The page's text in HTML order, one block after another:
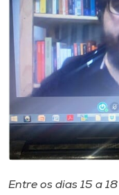
Biblioteca
Editora
Rádio
Museu
Unoesc
Entre os dias 15 a